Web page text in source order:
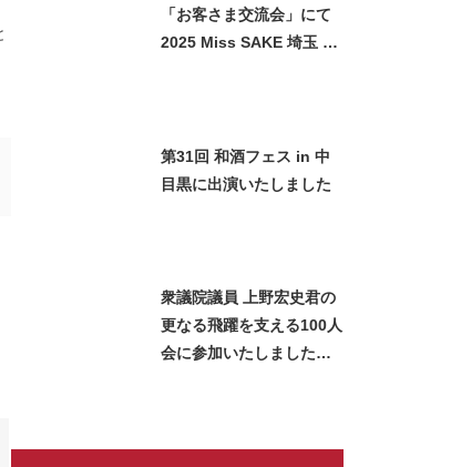
「お客さま交流会」にて
2025 Miss SAKE 埼玉 石
第31回 和酒フェス in 中
目黒に出演いたしました
衆議院議員 上野宏史君の
更なる飛躍を支える100人
会に参加いたしました＿